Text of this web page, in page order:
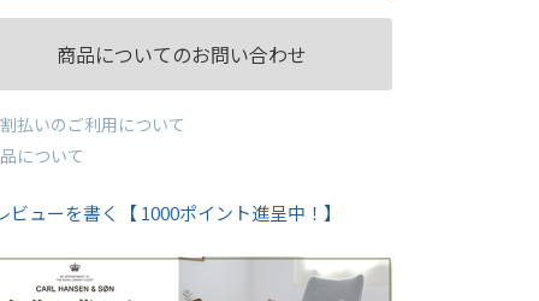
商品についてのお問い合わせ
払いのご利用について
について
ビューを書く【 1000ポイント進呈中！】